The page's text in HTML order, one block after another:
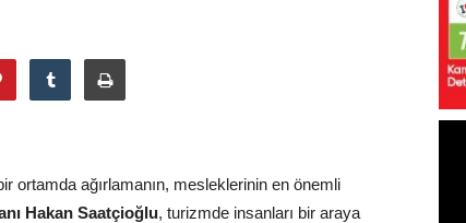
ortamda ağırlamanın, mesleklerinin en önemli
Hakan Saatçioğlu, turizmde insanları bir araya